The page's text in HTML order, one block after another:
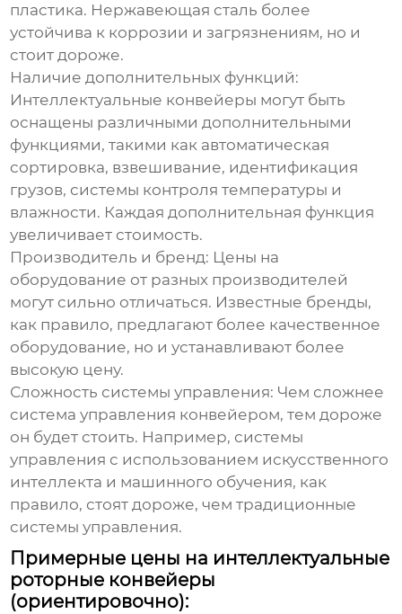
пластика. Нержавеющая сталь более
устойчива к коррозии и загрязнениям, но и
стоит дороже.
Наличие дополнительных функций:
Интеллектуальные конвейеры могут быть
оснащены различными дополнительными
функциями, такими как автоматическая
сортировка, взвешивание, идентификация
грузов, системы контроля температуры и
влажности. Каждая дополнительная функция
увеличивает стоимость.
Производитель и бренд: Цены на
оборудование от разных производителей
могут сильно отличаться. Известные бренды,
как правило, предлагают более качественное
оборудование, но и устанавливают более
высокую цену.
Сложность системы управления: Чем сложнее
система управления конвейером, тем дороже
он будет стоить. Например, системы
управления с использованием искусственного
интеллекта и машинного обучения, как
правило, стоят дороже, чем традиционные
системы управления.
Примерные цены на интеллектуальные
роторные конвейеры
(ориентировочно):